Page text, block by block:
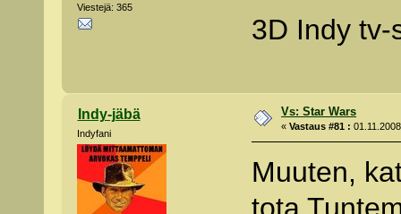
Viestejä: 365
3D Indy tv-
Indy-jäbä
Indyfani
Vs: Star Wars
«Vastaus #81 :
Muuten,